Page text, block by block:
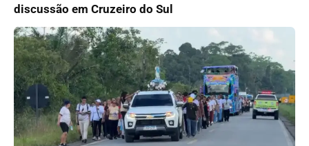
discussão em Cruzeiro do Sul